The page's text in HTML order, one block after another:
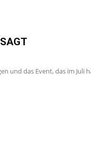
und das Event, das im